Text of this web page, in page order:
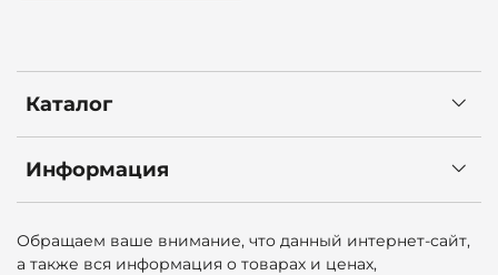
Каталог
Информация
Обращаем ваше внимание, что данный интернет-сайт,
а также вся информация о товарах и ценах,